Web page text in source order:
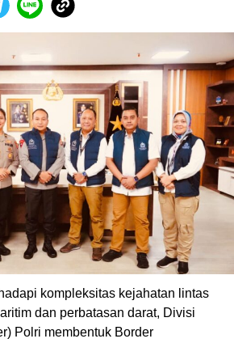
kompleksitas kejahatan lintas
dan perbatasan darat, Divisi
Polri membentuk Border